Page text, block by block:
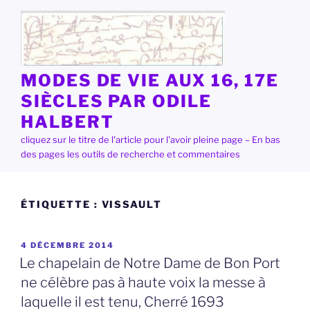
contenu
principal
MODES DE VIE AUX 16, 17E
SIÈCLES PAR ODILE
HALBERT
cliquez sur le titre de l'article pour l'avoir pleine page – En bas
des pages les outils de recherche et commentaires
ÉTIQUETTE : VISSAULT
PUBLIÉ
LE
4 DÉCEMBRE 2014
Le chapelain de Notre Dame de Bon Port
ne célèbre pas à haute voix la messe à
laquelle il est tenu, Cherré 1693